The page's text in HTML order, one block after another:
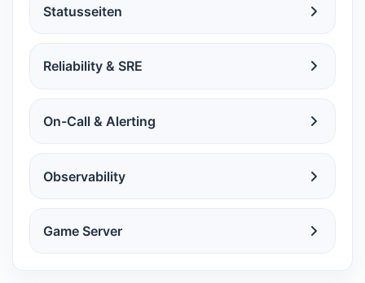
Statusseiten
Reliability & SRE
On-Call & Alerting
Observability
Game Server